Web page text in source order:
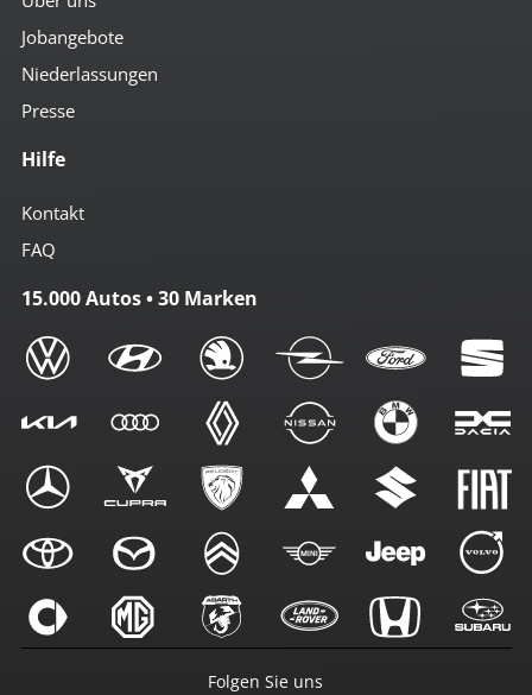
Jobangebote
Niederlassungen
Presse
Hilfe
Kontakt
FAQ
15.000 Autos • 30 Marken
Folgen Sie uns